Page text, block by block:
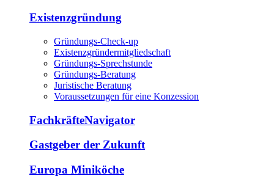
Existenzgründung
Gründungs-Check-up
Existenzgründermitgliedschaft
Gründungs-Sprechstunde
Gründungs-Beratung
Juristische Beratung
Voraussetzungen für eine Konzession
FachkräfteNavigator
Gastgeber der Zukunft
Europa Miniköche